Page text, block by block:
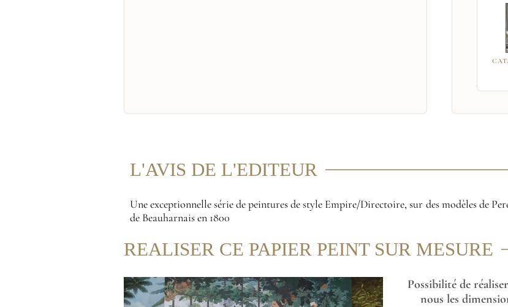
L'AVIS DE L'EDITEUR
Une exceptionnelle série de peintures de style Empire/Directoire, sur des modèles de
de Beauharnais en 1800
REALISER CE PAPIER PEINT SUR MESURE
Possibilité de
nous les